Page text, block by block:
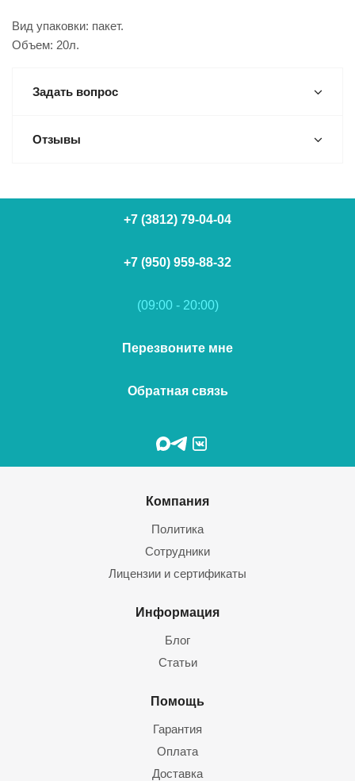
Вид упаковки: пакет.
Объем: 20л.
Задать вопрос
Отзывы
+7 (3812) 79-04-04
+7 (950) 959-88-32
(09:00 - 20:00)
Перезвоните мне
Обратная связь
Компания
Политика
Сотрудники
Лицензии и сертификаты
Информация
Блог
Статьи
Помощь
Гарантия
Оплата
Доставка